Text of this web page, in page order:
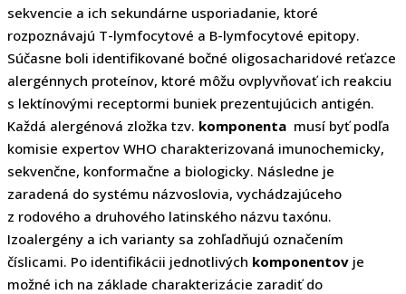
sekvencie a ich sekundárne usporiadanie, ktoré
rozpoznávajú T-lymfocytové a B-lymfocytové epitopy.
Súčasne boli identifikované bočné oligosacharidové reťazce
alergénnych proteínov, ktoré môžu ovplyvňovať ich reakciu
s lektínovými receptormi buniek prezentujúcich antigén.
Každá alergénová zložka tzv. komponenta musí byť podľa
komisie expertov WHO charakterizovaná imunochemicky,
sekvenčne, konformačne a biologicky. Následne je
zaradená do systému názvoslovia, vychádzajúceho
z rodového a druhového latinského názvu taxónu.
Izoalergény a ich varianty sa zohľadňujú označením
číslicami. Po identifikácii jednotlivých komponentov je
možné ich na základe charakterizácie zaradiť do